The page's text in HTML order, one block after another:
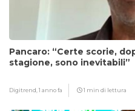
Pancaro: “Certe scorie,
stagione, sono inevitabili”
Digitrend,1 anno fa 1 min di lettura